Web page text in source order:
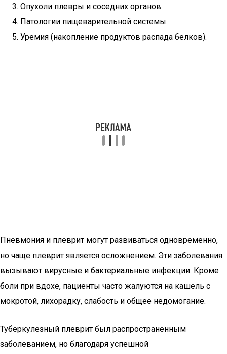
Опухоли плевры и соседних органов.
Патологии пищеварительной системы.
Уремия (накопление продуктов распада белков).
Пневмония и плеврит могут развиваться одновременно,
но чаще плеврит является осложнением. Эти заболевания
вызывают вирусные и бактериальные инфекции. Кроме
боли при вдохе, пациенты часто жалуются на кашель с
мокротой, лихорадку, слабость и общее недомогание.
Туберкулезный плеврит был распространенным
заболеванием, но благодаря успешной